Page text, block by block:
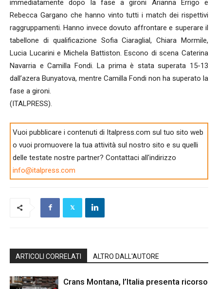
immediatamente dopo la fase a gironi Arianna Errigo e
Rebecca Gargano che hanno vinto tutti i match dei rispettivi
raggruppamenti. Hanno invece dovuto affrontare e superare il
tabellone di qualificazione Sofia Ciaraglial, Chiara Mormile,
Lucia Lucarini e Michela Battiston. Escono di scena Caterina
Navarria e Camilla Fondi. La prima è stata superata 15-13
dall’azera Bunyatova, mentre Camilla Fondi non ha superato la
fase a gironi.
(ITALPRESS).
Vuoi pubblicare i contenuti di Italpress.com sul tuo sito web
o vuoi promuovere la tua attività sul nostro sito e su quelli
delle testate nostre partner? Contattaci all'indirizzo
info@italpress.com
ARTICOLI CORRELATI ALTRO DALL'AUTORE
Crans Montana, l’Italia presenta ricorso